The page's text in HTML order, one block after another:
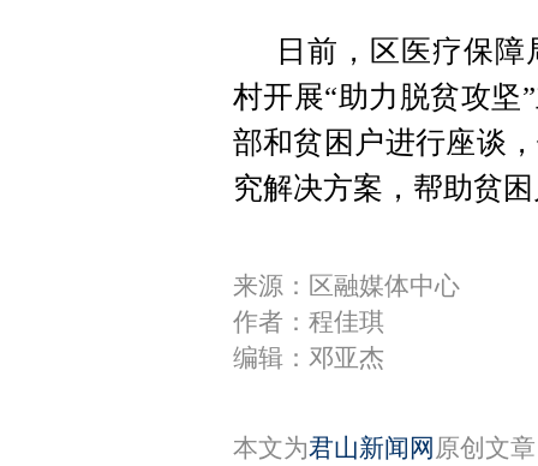
日前，区医疗保
村开展“助力脱贫攻坚
部和贫困户进行座谈
究解决方案，帮助贫
来源：区融媒体中心
作者：程佳琪
编辑：邓亚杰
本文为君山新闻网 原创文